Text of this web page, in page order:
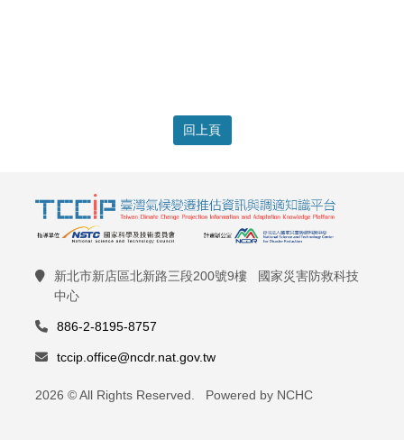
回上頁
新北市新店區北新路三段200號9樓 國家災害防救科技
中心
886-2-8195-8757
tccip.office@ncdr.nat.gov.tw
2026 © All Rights Reserved. Powered by NCHC